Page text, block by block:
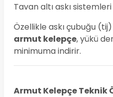
Tavan altı askı sistemleri
Özellikle askı çubuğu
armut kelepçe, yükü
minimuma indirir.
Armut Kelepçe Teknik